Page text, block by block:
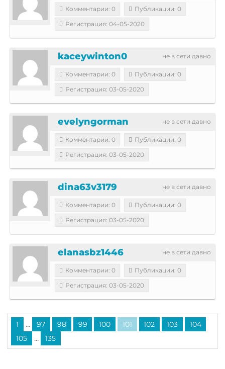
Комментарии: 0
Публикации: 0
Регистрация: 04-05-2020
не в сети давно
kaceywinton0
Комментарии: 0
Публикации: 0
Регистрация: 03-05-2020
не в сети давно
evelyngorman
Комментарии: 0
Публикации: 0
Регистрация: 03-05-2020
не в сети давно
dina63v3179
Комментарии: 0
Публикации: 0
Регистрация: 03-05-2020
не в сети давно
elanasbz1446
Комментарии: 0
Публикации: 0
Регистрация: 03-05-2020
1 ... 97 98 99 100 101 102 103
104
105
... 135